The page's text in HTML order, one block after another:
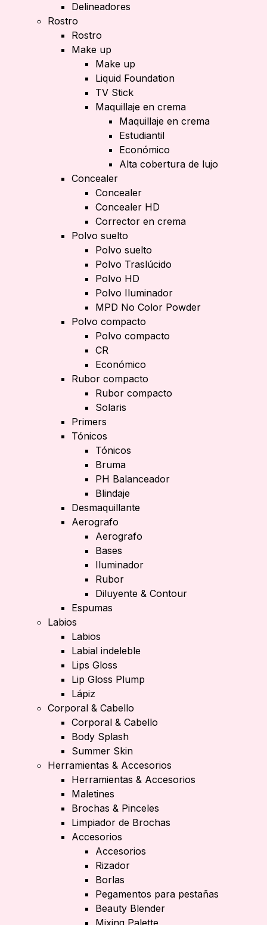
Delineadores
Rostro
Rostro
Make up
Make up
Liquid Foundation
TV Stick
Maquillaje en crema
Maquillaje en crema
Estudiantil
Económico
Alta cobertura de lujo
Concealer
Concealer
Concealer HD
Corrector en crema
Polvo suelto
Polvo suelto
Polvo Traslúcido
Polvo HD
Polvo Iluminador
MPD No Color Powder
Polvo compacto
Polvo compacto
CR
Económico
Rubor compacto
Rubor compacto
Solaris
Primers
Tónicos
Tónicos
Bruma
PH Balanceador
Blindaje
Desmaquillante
Aerografo
Aerografo
Bases
Iluminador
Rubor
Diluyente & Contour
Espumas
Labios
Labios
Labial indeleble
Lips Gloss
Lip Gloss Plump
Lápiz
Corporal & Cabello
Corporal & Cabello
Body Splash
Summer Skin
Herramientas & Accesorios
Herramientas & Accesorios
Maletines
Brochas & Pinceles
Limpiador de Brochas
Accesorios
Accesorios
Rizador
Borlas
Pegamentos para pestañas
Beauty Blender
Mixing Palette